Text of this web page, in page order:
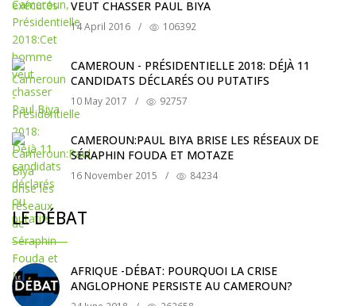
VEUT CHASSER PAUL BIYA
14 April 2016 / 106392
CAMEROUN - PRÉSIDENTIELLE 2018: DÉJÀ 11
CANDIDATS DÉCLARÉS OU PUTATIFS
10 May 2017 / 92757
CAMEROUN:PAUL BIYA BRISE LES RÉSEAUX DE
SÉRAPHIN FOUDA ET MOTAZE
16 November 2015 / 84234
LE DÉBAT
AFRIQUE -DÉBAT: POURQUOI LA CRISE
ANGLOPHONE PERSISTE AU CAMEROUN?